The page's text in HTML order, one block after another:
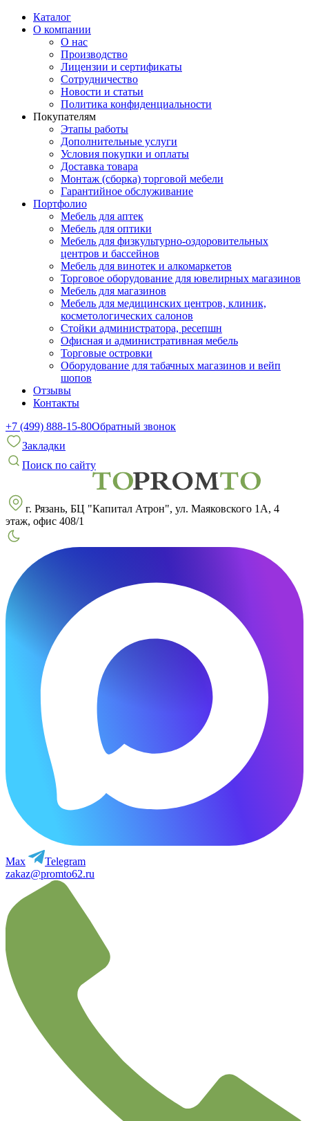
Каталог
О компании
О нас
Производство
Лицензии и сертификаты
Сотрудничество
Новости и статьи
Политика конфиденциальности
Покупателям
Этапы работы
Дополнительные услуги
Условия покупки и оплаты
Доставка товара
Монтаж (сборка) торговой мебели
Гарантийное обслуживание
Портфолио
Мебель для аптек
Мебель для оптики
Мебель для физкультурно-оздоровительных
центров и бассейнов
Мебель для винотек и алкомаркетов
Торговое оборудование для ювелирных магазинов
Мебель для магазинов
Мебель для медицинских центров, клиник,
косметологических салонов
Стойки администратора, ресепшн
Офисная и административная мебель
Торговые островки
Оборудование для табачных магазинов и вейп
шопов
Отзывы
Контакты
+7 (499) 888-15-80Обратный звонок
Закладки
Поиск по сайту
г. Рязань, БЦ "Капитал Атрон", ул. Маяковского 1А, 4
этаж, офис 408/1
Max
Telegram
zakaz@promto62.ru